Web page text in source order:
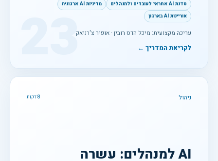
סדנת AI אחראי לעובדים ולמנהלים
מדיניות AI ארגונית
אוריינות AI בארגון
עריכה מקצועית: מיכל הדס רובין · אופיר צ'רניאק
לקריאת המדריך ← 23
ניהול 8 דקות
AI למנהלים: עשרה